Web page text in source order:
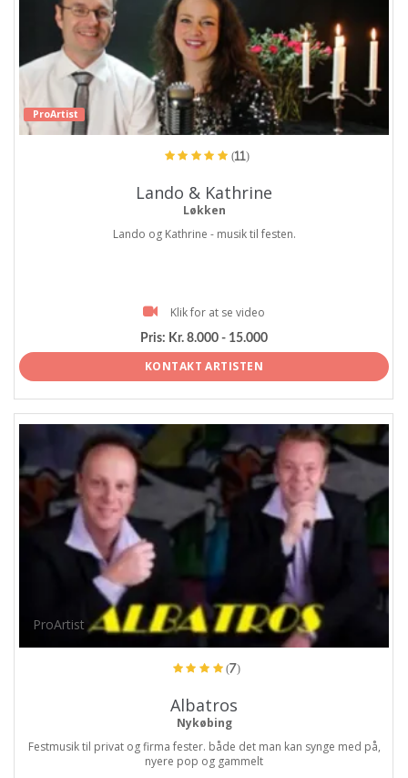
ProArtist
(11)
Lando & Kathrine
Løkken
Lando og Kathrine - musik til festen.
Klik for at se video
Pris: Kr. 8.000 - 15.000
KONTAKT ARTISTEN
ProArtist
(7)
Albatros
Nykøbing
Festmusik til privat og firma fester. både det man kan synge med på,
nyere pop og gammelt